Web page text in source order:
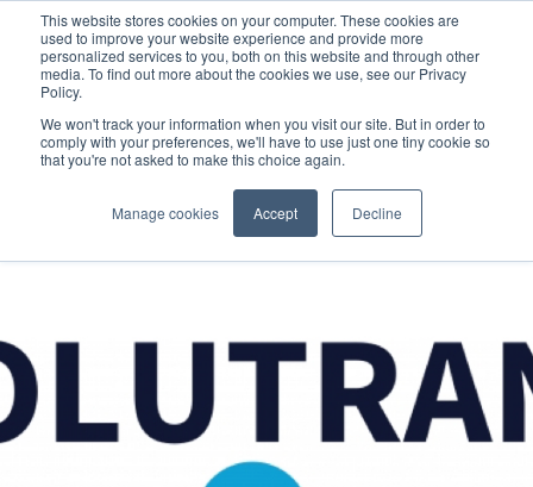
This website stores cookies on your computer. These cookies are
used to improve your website experience and provide more
personalized services to you, both on this website and through other
media. To find out more about the cookies we use, see our Privacy
Policy.
We won't track your information when you visit our site. But in order to
comply with your preferences, we'll have to use just one tiny cookie so
that you're not asked to make this choice again.
Manage cookies Accept Decline